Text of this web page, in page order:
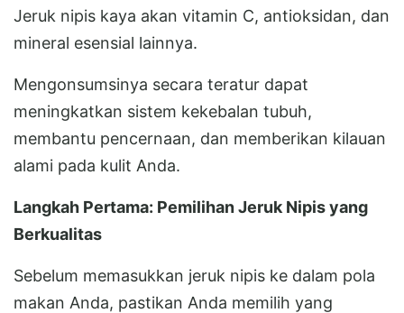
Jeruk nipis kaya akan vitamin C, antioksidan, dan
mineral esensial lainnya.
Mengonsumsinya secara teratur dapat
meningkatkan sistem kekebalan tubuh,
membantu pencernaan, dan memberikan kilauan
alami pada kulit Anda.
Langkah Pertama: Pemilihan Jeruk Nipis yang
Berkualitas
Sebelum memasukkan jeruk nipis ke dalam pola
makan Anda, pastikan Anda memilih yang